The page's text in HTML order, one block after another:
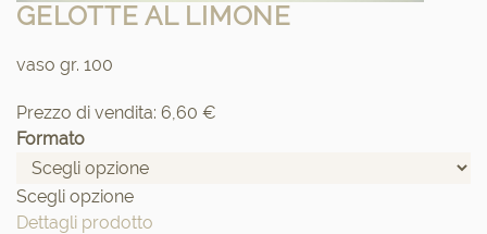
GELOTTE AL LIMONE
vaso gr. 100
Prezzo di vendita: 6,60 €
Formato
Scegli opzione
Dettagli prodotto